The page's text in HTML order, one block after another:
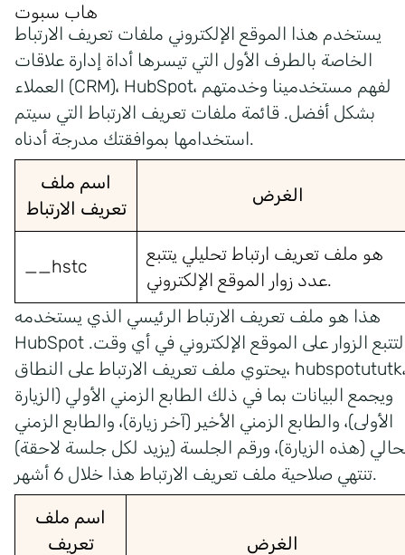
هاب سبوت
يستخدم هذا الموقع الإلكتروني ملفات تعريف الارتباط
الخاصة بالطرف الأول التي تيسرها أداة إدارة علاقات
العملاء (CRM)، HubSpot، لفهم مستخدمينا وخدمتهم
بشكل أفضل. قائمة ملفات تعريف الارتباط التي سيتم
استخدامها بموافقتك مدرجة أدناه.
اسم ملف
تعريف الارتباط
الغرض
__hstc
هو ملف تعريف ارتباط تحليلي يتتبع
عدد زوار الموقع الإلكتروني.
هذا هو ملف تعريف الارتباط الرئيسي الذي يستخدمه
HubSpot لتتبع الزوار على الموقع الإلكتروني في أي وقت.
يحتوي ملف تعريف الارتباط على النطاق، hubspotututk،
ويجمع البيانات بما في ذلك الطابع الزمني الأولي (الزيارة
الأولى)، والطابع الزمني الأخير (آخر زيارة)، والطابع الزمني
تنتهي صلاحية ملف تعريف الارتباط هذا خلال 6 أشهر.
اسم ملف
تعريف
الغرض